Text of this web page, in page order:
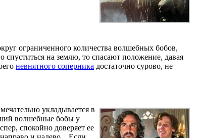
ограниченного количества волшебных бобов,
спуститься на землю, то спасают положение, давая
невнятного соперника достаточно сурово, не
укладывается в
волшебные бобы у
спокойно доверяет ее